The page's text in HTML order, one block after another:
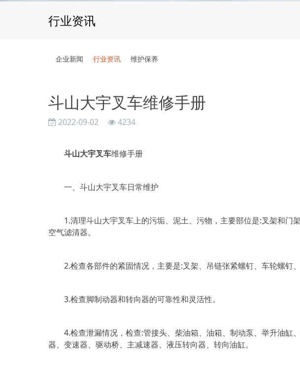
行业资讯
企业新闻 行业资讯 维护保养
斗山大宇叉车维修手册
2022-09-02 4234
斗山大宇叉车维修手册
一、斗山大宇叉车日常维护
1.清理斗山大宇叉车上的污垢、泥土、污物，主要部位是:叉架和门
空气滤清器。
2.检查各部件的紧固情况，主要是:叉架、吊链张紧螺钉、车轮螺钉、
3.检查脚制动器和转向器的可靠性和灵活性。
4.检查泄漏情况，检查:管接头、柴油箱、油箱、制动泵、举升油缸
器、变速器、驱动桥、主减速器、液压转向器、转向油缸。